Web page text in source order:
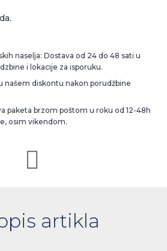
naselja: Dostava od 24 do 48 sati u
i lokacije za isporuku.
našem diskontu nakon porudžbine
paketa brzom poštom u roku od 12-48h
osim vikendom.
artikla